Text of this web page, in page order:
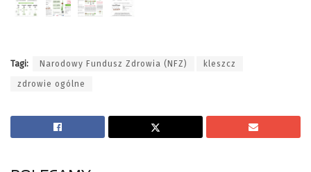
Tagi: Narodowy Fundusz Zdrowia (NFZ) kleszcz
zdrowie ogólne